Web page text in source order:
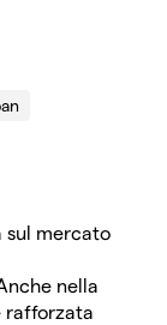
sul mercato
nella
rafforzata